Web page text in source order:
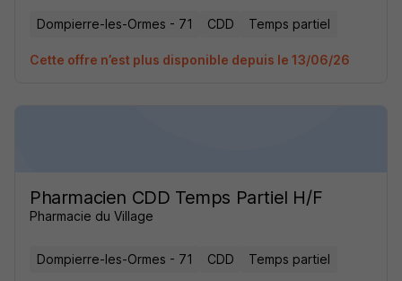
Dompierre-les-Ormes - 71 CDD Temps partiel
Cette offre n’est plus disponible depuis le 13/06/26
Pharmacien CDD Temps Partiel H/F
Pharmacie du Village
Dompierre-les-Ormes - 71 CDD Temps partiel